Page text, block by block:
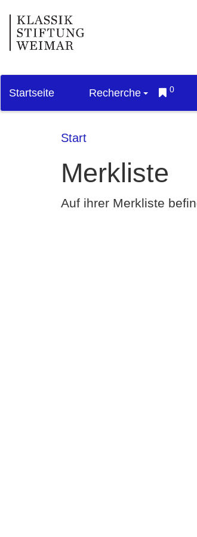
Startseite Recherche 0
Start
Merkliste
Auf ihrer Merkliste